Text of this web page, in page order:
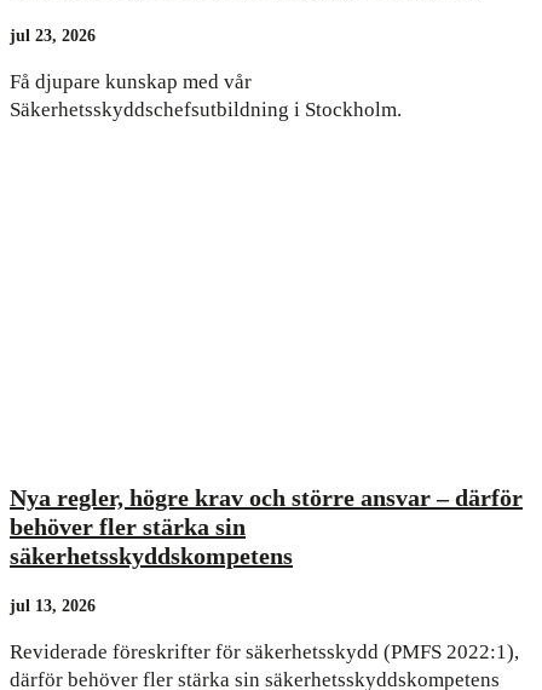
jul 23, 2026
Få djupare kunskap med vår
Säkerhetsskyddschefsutbildning i Stockholm.
Nya regler, högre krav och större ansvar – därför
behöver fler stärka sin
säkerhetsskyddskompetens
jul 13, 2026
Reviderade föreskrifter för säkerhetsskydd (PMFS 2022:1),
därför behöver fler stärka sin säkerhetsskyddskompetens